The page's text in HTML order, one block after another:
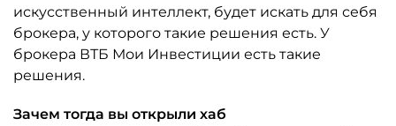
искусственный интеллект, будет искать для себя
брокера, у которого такие решения есть. У
брокера ВТБ Мои Инвестиции есть такие
решения.
Зачем тогда вы открыли хаб